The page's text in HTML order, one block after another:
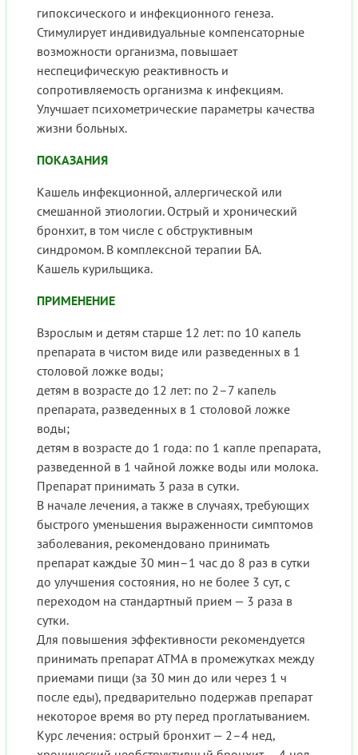
гипоксического и инфекционного генеза.
Стимулирует индивидуальные компенсаторные
возможности организма, повышает
неспецифическую реактивность и
сопротивляемость организма к инфекциям.
Улучшает психометрические параметры качества
жизни больных.
ПОКАЗАНИЯ
Кашель инфекционной, аллергической или
смешанной этиологии. Острый и хронический
бронхит, в том числе с обструктивным
синдромом. В комплексной терапии БА.
Кашель курильщика.
ПРИМЕНЕНИЕ
Взрослым и детям старше 12 лет: по 10 капель
препарата в чистом виде или разведенных в 1
столовой ложке воды;
детям в возрасте до 12 лет: по 2–7 капель
препарата, разведенных в 1 столовой ложке
воды;
детям в возрасте до 1 года: по 1 капле препарата,
разведенной в 1 чайной ложке воды или молока.
Препарат принимать 3 раза в сутки.
В начале лечения, а также в случаях, требующих
быстрого уменьшения выраженности симптомов
заболевания, рекомендовано принимать
препарат каждые 30 мин–1 час до 8 раз в сутки
до улучшения состояния, но не более 3 сут, с
переходом на стандартный прием — 3 раза в
сутки.
Для повышения эффективности рекомендуется
принимать препарат АТМА в промежутках между
приемами пищи (за 30 мин до или через 1 ч
после еды), предварительно подержав препарат
некоторое время во рту перед проглатыванием.
Курс лечения: острый бронхит — 2–4 нед,